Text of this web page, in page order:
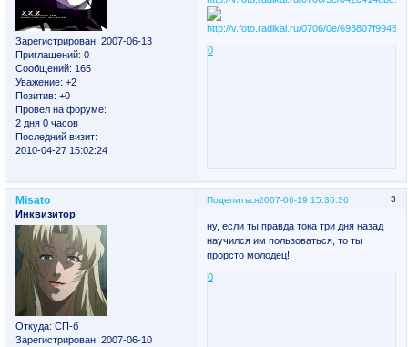
Зарегистрирован: 2007-06-13
Приглашений: 0
Сообщений: 165
Уважение: +2
Позитив: +0
Провел на форуме:
2 дня 0 часов
Последний визит:
2010-04-27 15:02:24
0
Поделиться 3
2007-06-19 15:36:36
Misato
Инквизитор
Откуда: СП-б
Зарегистрирован: 2007-06-10
ну, если ты правда тока три дня назад
научился им пользоваться, то ты
прорсто молодец!
0